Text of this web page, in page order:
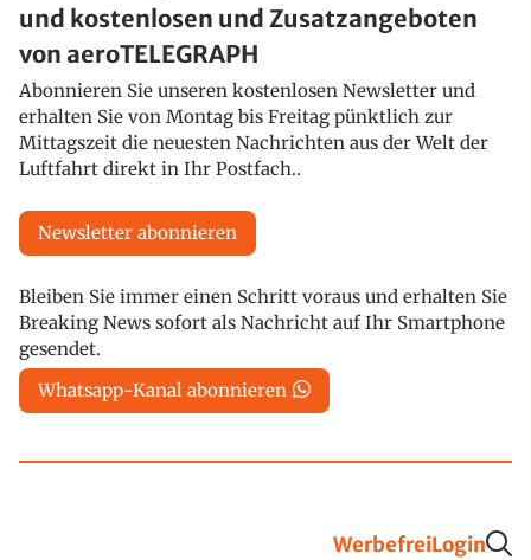
und kostenlosen und Zusatzangeboten
von aeroTELEGRAPH
Abonnieren Sie unseren kostenlosen Newsletter und
erhalten Sie von Montag bis Freitag pünktlich zur
Mittagszeit die neuesten Nachrichten aus der Welt der
Luftfahrt direkt in Ihr Postfach..
Newsletter abonnieren
Bleiben Sie immer einen Schritt voraus und erhalten Sie
Breaking News sofort als Nachricht auf Ihr Smartphone
gesendet.
Whatsapp-Kanal abonnieren
WerbefreiLogin